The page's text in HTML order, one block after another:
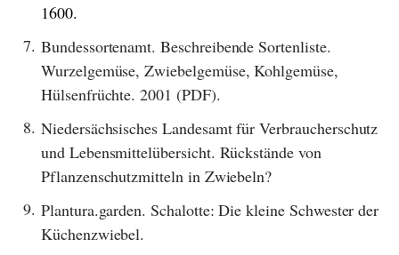
1600.
7. Bundessortenamt. Beschreibende Sortenliste.
Wurzelgemüse, Zwiebelgemüse, Kohlgemüse,
Hülsenfrüchte. 2001 (PDF).
8. Niedersächsisches Landesamt für Verbraucherschutz
und Lebensmittelübersicht. Rückstände von
Pflanzenschutzmitteln in Zwiebeln?
9. Plantura.garden. Schalotte: Die kleine Schwester der
Küchenzwiebel.